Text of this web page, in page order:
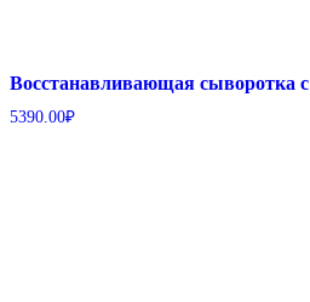
Восстанавливающая сыворотка
5390.00₽